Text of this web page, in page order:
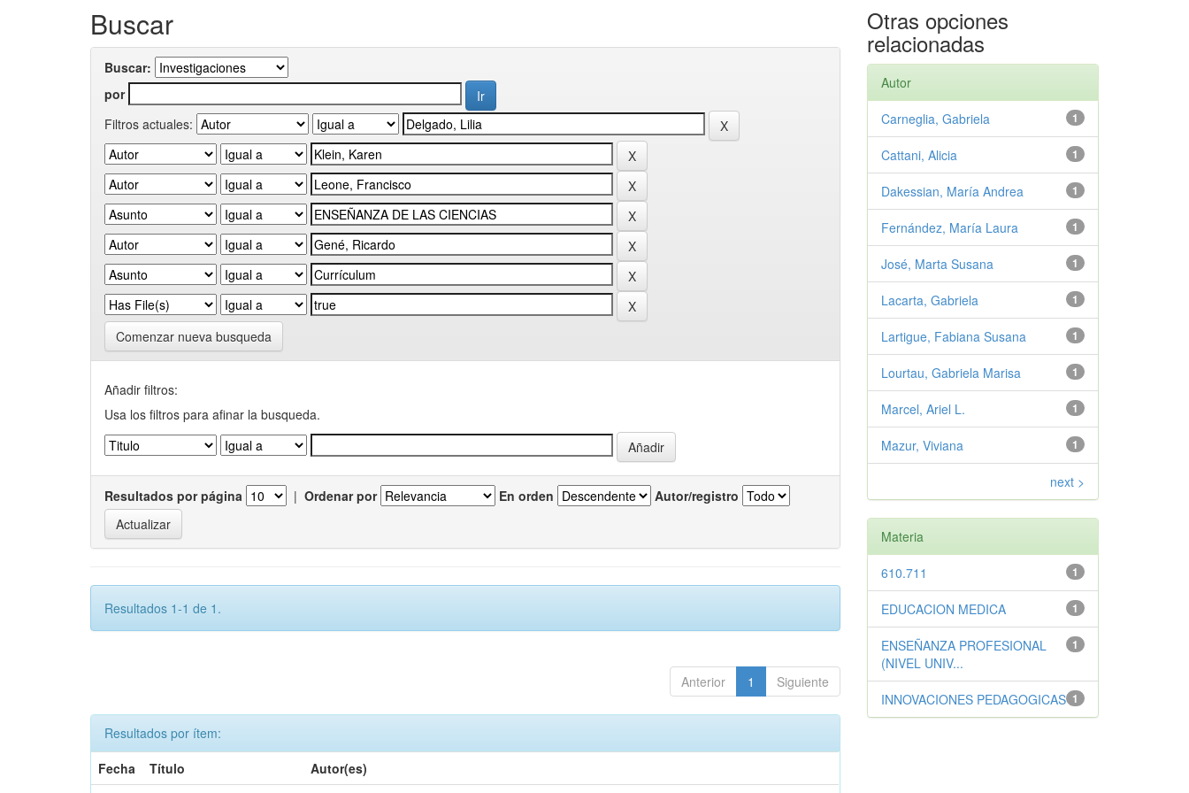
Buscar
Buscar:
por
Filtros actuales:
Comenzar nueva busqueda
Añadir filtros:
Usa los filtros para afinar la busqueda.
Resultados por página | Ordenar por En orden Autor/registro
Resultados 1-1 de 1.
Anterior 1 Siguiente
Resultados por ítem:
Fecha
Título
Autor(es)
Otras opciones
relacionadas
Autor
1
Carneglia, Gabriela
1
Cattani, Alicia
1
Dakessian, María Andrea
1
Fernández, María Laura
1
José, Marta Susana
1
Lacarta, Gabriela
1
Lartigue, Fabiana Susana
1
Lourtau, Gabriela Marisa
1
Marcel, Ariel L.
1
Mazur, Viviana
next >
Materia
1
610.711
1
EDUCACION MEDICA
1
ENSEÑANZA PROFESIONAL
(NIVEL UNIV...
1
INNOVACIONES PEDAGOGICAS